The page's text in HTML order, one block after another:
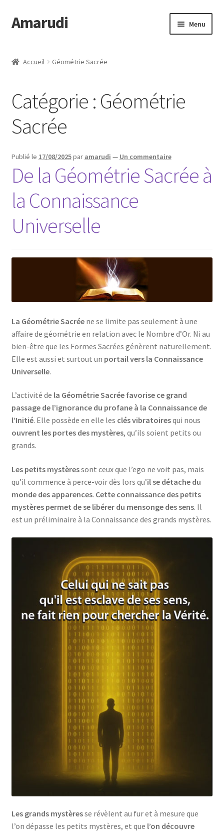
Aller
à
navigation
Aller
au
Amarudi Menu
Ateliers en ligne
Boutique
Commande
Crop Circles
Galerie
Mandalathèque
Me contacter
Accueil Géométrie Sacrée
Catégorie : Géométrie
Sacrée
Publié le 17/08/2025par amarudi — Un commentaire
De la Géométrie Sacrée à
la Connaissance
Universelle
La Géométrie Sacréene se limite pas seulement à une
affaire de géométrie en relation avec le Nombre d’Or. Ni au
bien-être que les Formes Sacrées génèrent naturellement.
Elle est aussi et surtout un portail vers la Connaissance
Universelle.
L’activité de la Géométrie Sacrée favorise ce grand
passage de l’ignorance du profane à la Connaissance de
l’Initié. Elle possède en elle les clés vibratoiresqui nous
ouvrent les portes des mystères, qu’ils soient petits ou
grands.
Les petits mystèressont ceux que l’ego ne voit pas, mais
qu’il commence à perce-voir dès lors qu’il se détache du
monde des apparences. Cette connaissance des petits
mystères permet de se libérer du mensonge des sens. Il
est un préliminaire à la Connaissance des grands mystères.
Les grands mystèresse révèlent au fur et à mesure que
l’on dépasse les petits mystères, et que l’on découvre